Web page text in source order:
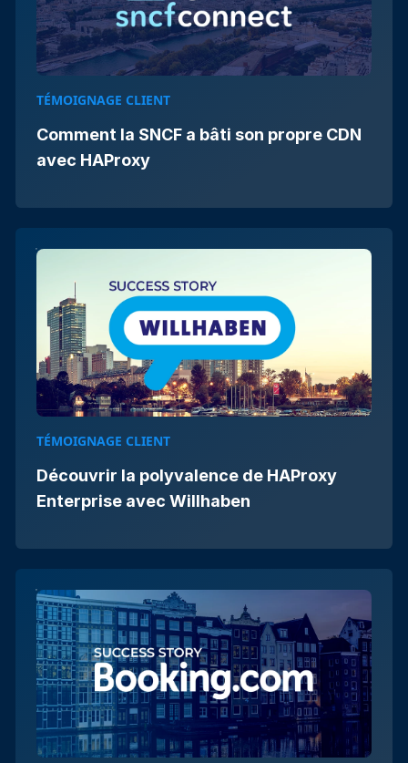
TÉMOIGNAGE CLIENT
Comment la SNCF a bâti son propre CDN
avec HAProxy
TÉMOIGNAGE CLIENT
Découvrir la polyvalence de HAProxy
Enterprise avec Willhaben